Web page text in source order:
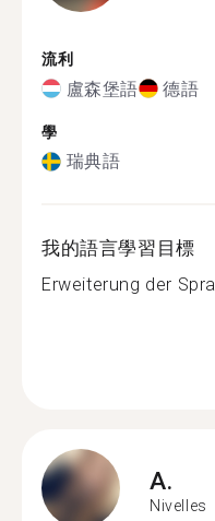
流利
盧森堡語 德語
學
瑞典語
我的語言學習目標
Erweiterung der
A.
Nivelles